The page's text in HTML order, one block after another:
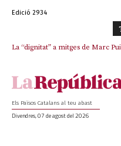
Edició 2934
La “dignitat” a mitges de Marc
Junts exigeix que Catalunya
Els Països Catalans al teu abast
Divendres, 07 de agost del 2026